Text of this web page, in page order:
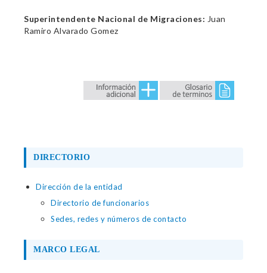
Superintendente Nacional de Migraciones: Juan
Ramiro Alvarado Gomez
DIRECTORIO
Dirección de la entidad
Directorio de funcionarios
Sedes, redes y números de contacto
MARCO LEGAL